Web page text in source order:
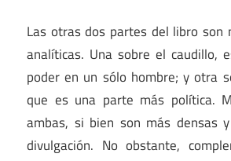
Las otras dos partes del libro son
analíticas. Una sobre el caudillo,
poder en un sólo hombre; y otra
que es una parte más política.
ambas, si bien son más densas
divulgación. No obstante,